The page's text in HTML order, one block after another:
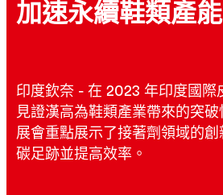
加速永續鞋類產能
印度欽奈 - 在 2023 年印度國際
見證漢高為鞋類產業帶來的突破
展會重點展示了接著劑領域的
碳足跡並提高效率。